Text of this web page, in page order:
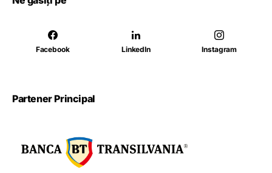
Facebook LinkedIn Instagram
Partener Principal